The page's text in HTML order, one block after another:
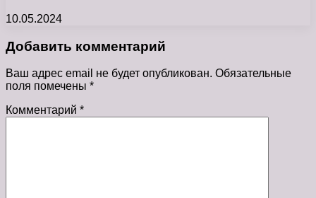
10.05.2024
Добавить комментарий
Ваш адрес email не будет опубликован. Обязательные
поля помечены *
Комментарий *